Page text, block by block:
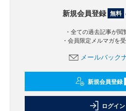
新規会員登録 無料
・全ての過去記事が閲
・会員限定メルマガを
メールバック
新規会員登録
ログイン